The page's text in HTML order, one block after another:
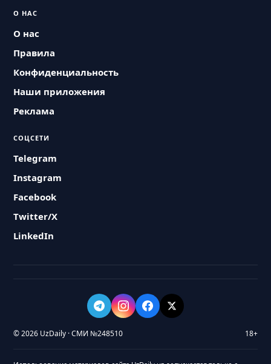
О НАС
О нас
Правила
Конфиденциальность
Наши приложения
Реклама
СОЦСЕТИ
Telegram
Instagram
Facebook
Twitter/X
LinkedIn
© 2026 UzDaily · СМИ №248510 18+